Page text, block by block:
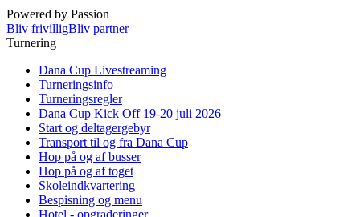
Powered by Passion
Bliv frivilligBliv partner
Turnering
Dana Cup Livestreaming
Turneringsinfo
Turneringsregler
Dana Cup Kick Off 19-20 juli 2026
Start og deltagergebyr
Transport til og fra Dana Cup
Hop på og af busser
Hop på og af toget
Skoleindkvartering
Bespisning og menu